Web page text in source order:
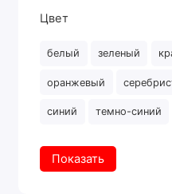
Цвет
белый зеленый
оранжевый
синий темно-синий
Показать